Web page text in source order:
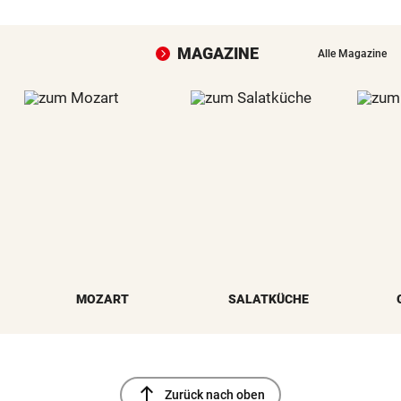
MAGAZINE Alle Magazine
MOZART SALATKÜCHE
north Zurück nach oben